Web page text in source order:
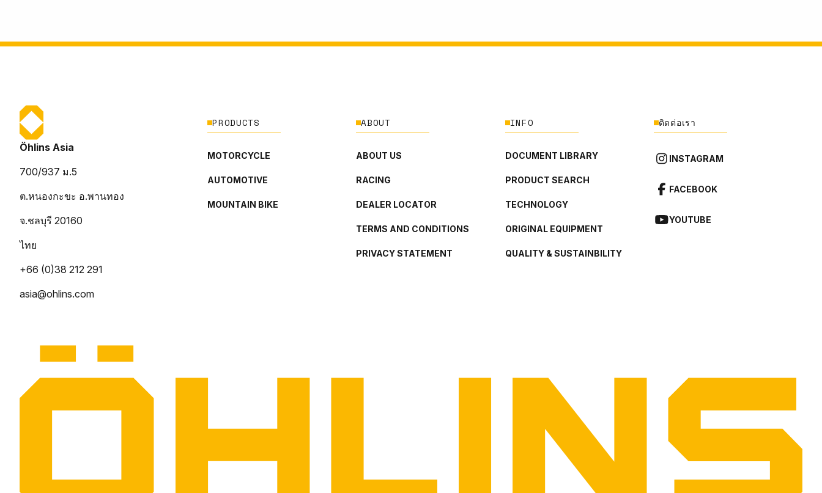
Öhlins Asia
700/937 ม.5
ต.หนองกะขะ อ.พานทอง
จ.ชลบุรี 20160
ไทย
+66 (0)38 212 291
asia@ohlins.com
PRODUCTS
MOTORCYCLE
AUTOMOTIVE
MOUNTAIN BIKE
ABOUT
ABOUT US
RACING
DEALER LOCATOR
TERMS AND CONDITIONS
PRIVACY STATEMENT
INFO
DOCUMENT LIBRARY
PRODUCT SEARCH
TECHNOLOGY
ORIGINAL EQUIPMENT
QUALITY & SUSTAINBILITY
ติดต่อเรา
INSTAGRAM
FACEBOOK
YOUTUBE